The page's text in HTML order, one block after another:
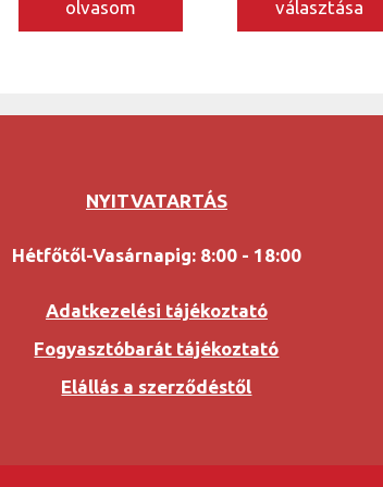
olvasom
választása
NYITVATARTÁS
Hétfőtől-Vasárnapig: 8:00 - 18:00
Adatkezelési tájékoztató
Fogyasztóbarát tájékoztató
Elállás a szerződéstől